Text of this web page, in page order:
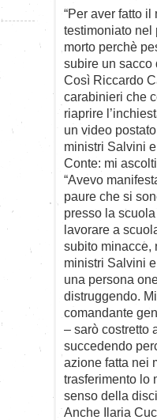
“Per aver fatto
testimoniato
morto perchè
subire un sacco
Così Riccardo
carabinieri che
riaprire
un video
ministri Salvini
Conte: mi
“Avevo
paure che si
presso la
lavorare a
subito minacce,
ministri Salvini
una persona
distruggendo.
comandante
– sarò costretto
succedendo
azione fatta nei
trasferimento lo
senso della
Anche Ilaria